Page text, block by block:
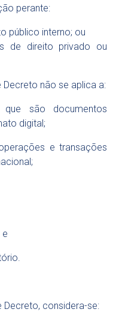
perante:
público interno; ou
de direito privado ou
não se aplica a:
são documentos
digital;
e transações
e
Decreto, considera-se: